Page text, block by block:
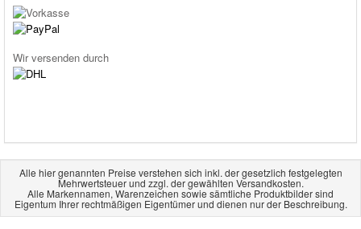
Wir versenden durch
Alle hier genannten Preise verstehen sich inkl. der gesetzlich festgelegten
Mehrwertsteuer und zzgl. der gewählten Versandkosten.
Alle Markennamen, Warenzeichen sowie sämtliche Produktbilder sind
Eigentum Ihrer rechtmäßigen Eigentümer und dienen nur der Beschreibung.